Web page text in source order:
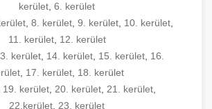
kerület, 6. kerület
, 8. kerület, 9. kerület, 10. kerület,
11. kerület, 12. kerület
kerület, 14. kerület, 15. kerület, 16.
, 17. kerület, 18. kerület
19. kerület, 20. kerület, 21. kerület,
22.kerület, 23. kerület